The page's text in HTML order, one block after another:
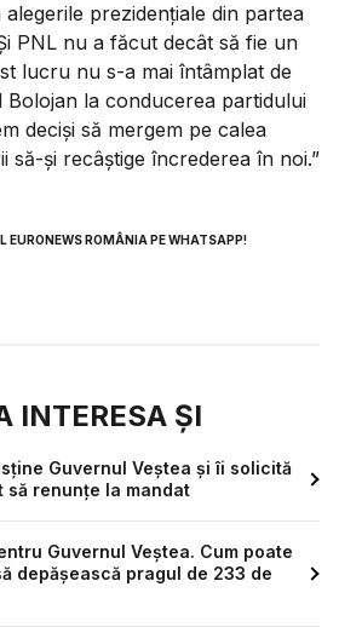
prezidențiale din partea
PNL nu a făcut decât să fie un
lucru nu s-a mai întâmplat de
Bolojan la conducerea partidului
deciși să mergem pe calea
să-și recâștige încrederea în noi.”
EURONEWS ROMÂNIA PE WHATSAPP!
INTERESA ȘI
Guvernul Veștea și îi solicită
să renunțe la mandat
Guvernul Veștea. Cum poate
depășească pragul de 233 de